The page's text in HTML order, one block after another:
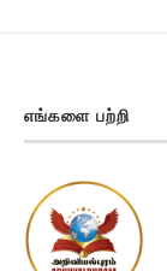
எங்களை பற்றி